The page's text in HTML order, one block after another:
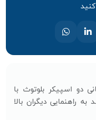
دو اسپیکر بلوتوث با
شد به راهنمایی دیگران بالا